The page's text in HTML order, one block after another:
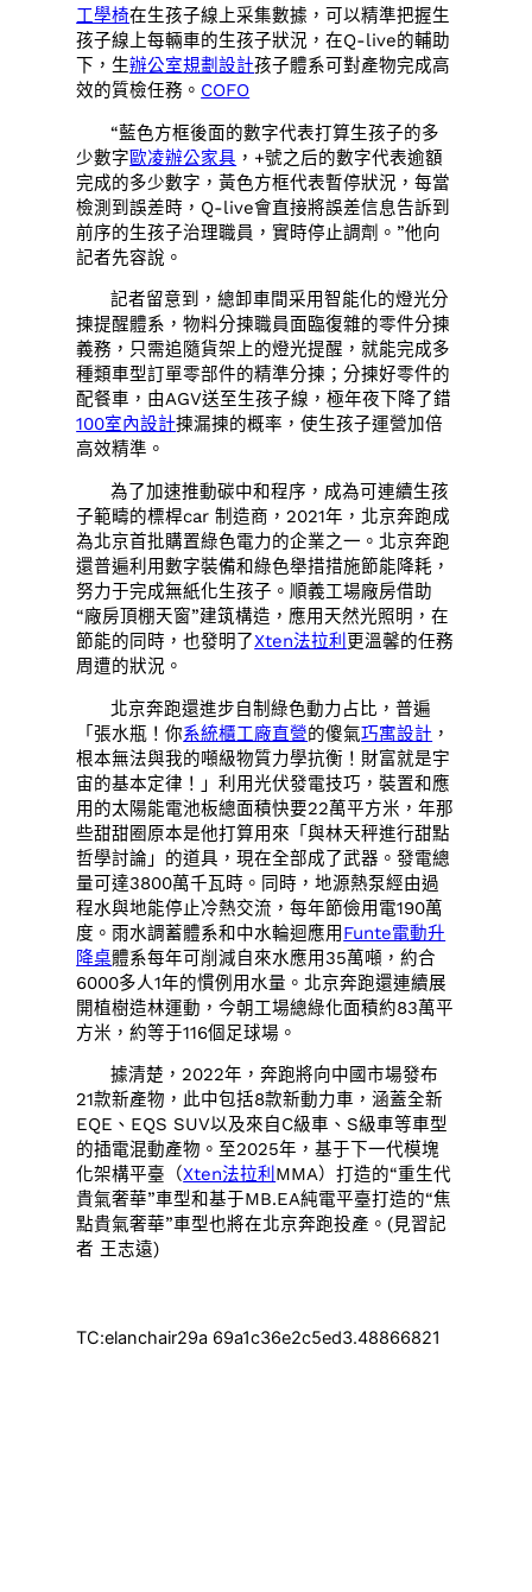
工學椅在生孩子線上采集數據，可以精準把握生
孩子線上每輛車的生孩子狀況，在Q-live的輔助
下，生辦公室規劃設計孩子體系可對產物完成高
效的質檢任務。 COFO
“藍色方框後面的數字代表打算生孩子的多
少數字歐凌辦公家具 ，+號之后的數字代表逾額
完成的多少數字，黃色方框代表暫停狀況，每當
檢測到誤差時，Q-live會直接將誤差信息告訴到
前序的生孩子治理職員，實時停止調劑。”他向
記者先容說。
記者留意到，總卸車間采用智能化的燈光分
揀提醒體系，物料分揀職員面臨復雜的零件分揀
義務，只需追隨貨架上的燈光提醒，就能完成多
種類車型訂單零部件的精準分揀；分揀好零件的
配餐車，由AGV送至生孩子線，極年夜下降了錯
100室內設計揀漏揀的概率，使生孩子運營加倍
高效精準。
為了加速推動碳中和程序，成為可連續生孩
子範疇的標桿car 制造商，2021年，北京奔跑成
為北京首批購置綠色電力的企業之一。北京奔跑
還普遍利用數字裝備和綠色舉措措施節能降耗，
努力于完成無紙化生孩子。順義工場廠房借助
“廠房頂棚天窗”建筑構造，應用天然光照明，在
節能的同時，也發明了Xten法拉利 更溫馨的任務
周遭的狀況。
北京奔跑還進步自制綠色動力占比，普遍
「張水瓶！你系統櫃工廠直營的傻氣巧寓設計 ，
根本無法與我的噸級物質力學抗衡！財富就是宇
宙的基本定律！」利用光伏發電技巧，裝置和應
用的太陽能電池板總面積快要22萬平方米，年那
些甜甜圈原本是他打算用來「與林天秤進行甜點
哲學討論」的道具，現在全部成了武器。發電總
量可達3800萬千瓦時。同時，地源熱泵經由過
程水與地能停止冷熱交流，每年節儉用電190萬
度。雨水調蓄體系和中水輪迴應用 Funte電動升
降桌體系每年可削減自來水應用35萬噸，約合
6000多人1年的慣例用水量。北京奔跑還連續展
開植樹造林運動，今朝工場總綠化面積約83萬平
方米，約等于116個足球場。
據清楚，2022年，奔跑將向中國市場發布
21款新產物，此中包括8款新動力車，涵蓋全新
EQE、EQS SUV以及來自C級車、S級車等車型
的插電混動產物。至2025年，基于下一代模塊
化架構平臺（Xten法拉利 MMA）打造的“重生代
貴氣奢華”車型和基于MB.EA純電平臺打造的“焦
點貴氣奢華”車型也將在北京奔跑投產。(見習記
者 王志遠)
TC:elanchair29a 69a1c36e2c5ed3.48866821